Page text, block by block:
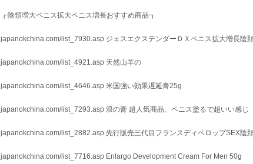
┏陰頚増大ペニス拡大ペニス増長おすすめ商品┓
japanokchina.com/list_7930.asp ジェスエクステンダーＤＸペニス拡大増長陰
japanokchina.com/list_4921.asp 天然山羊の
japanokchina.com/list_4646.asp 米国強い効果遅延膏25g
japanokchina.com/list_7293.asp 浪の膏 超人気商品、ペニス塗るで超いい感じ
japanokchina.com/list_2882.asp 先行販売三代目フランスディベロップSEX陰
japanokchina.com/list_7716.asp Enlargo Development Cream For Men 50g